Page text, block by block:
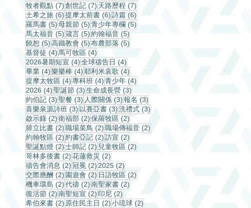
牧者觀點 (7)7 篇文章
創世記 (7) 7 篇文章
天路歷程 (7)
土希之旅 (6)6 篇文章
提摩太前書 (6)6 篇文章
詩篇 (6)
羅馬書 (5)5 篇文章
母親節 (5)5 篇文章
青少年專欄 (5)
馬太福音 (5)5 篇文章
箴言 (5)5 篇文章
約翰福音 (5)
饒恕 (5)5 篇文章
高鐵教會 (5)5 篇文章
布農部落 (5)
基督徒 (4) 4 篇文章
馬可牧區 (4)
2026暑期短宣 (4)4 篇文章
全球禱告日 (4)
畢業 (4)4 篇文章
樂樂棒 (4)4 篇文章
耶利米哀歌 (4)
提摩太牧區 (4)4 篇文章
專科班 (4)4 篇文章
青少年 (4)
2026 (4)4 篇文章
聖誕節 (3)3 篇文章
生命成長營 (3)
約伯記 (3)3 篇文章
聖餐 (3) 3 篇文章
人際關係 (3)3 篇文章
報名 (3)
喜樂泉源詩班 (3) 3 篇文章
以賽亞書 (3)3 篇文章
洗禮式 (3)
啟示錄 (2)2 篇文章
衛福部 (2)2 篇文章
保羅牧區 (2)
腓立比書 (2)2 篇文章
職場菜鳥 (2)2 篇文章
職場傳福音 (2)
約翰牧區 (2)2 篇文章
約書亞記 (2)2 篇文章
訪宣 (2)
聖誕點燈 (2)2 篇文章
士師記 (2) 2 篇文章
兒童牧區 (2)
哥林多後書 (2)2 篇文章
花蓮救災 (2)
禱告會消息 (2)2 篇文章
冠冕 (2) 2 篇文章
2025 (2)
交際應酬 (2) 2 篇文章
園遊會 (2) 2 篇文章
日語牧區 (2)
機車環島 (2)2 篇文章
代禱 (2)2 篇文章
南聖家書 (2)
復活節 (2)2 篇文章
南聖短宣 (2) 2 篇文章
印尼 (2) 2 篇文章
希伯來書 (2) 2 篇文章
原住民主日 (2)2 篇文章
小琉球 (2)